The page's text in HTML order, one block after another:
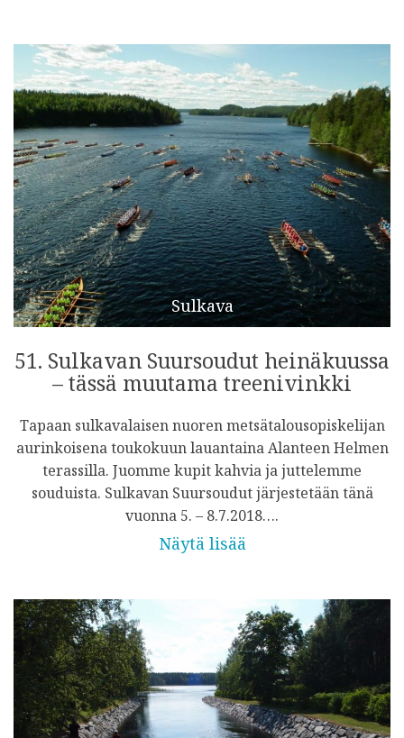
Sulkava
51. Sulkavan Suursoudut heinäkuussa
– tässä muutama treenivinkki
Tapaan sulkavalaisen nuoren metsätalousopiskelijan
aurinkoisena toukokuun lauantaina Alanteen Helmen
terassilla. Juomme kupit kahvia ja juttelemme
souduista. Sulkavan Suursoudut järjestetään tänä
vuonna 5. – 8.7.2018….
Näytä lisää